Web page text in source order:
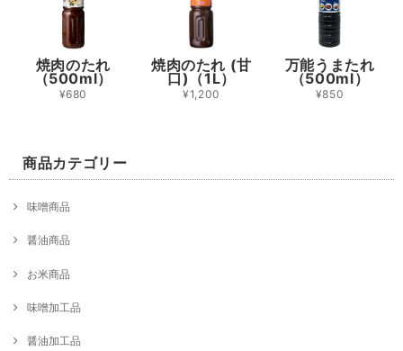
焼肉のたれ
（500ml）
¥680
焼肉のたれ (甘
口)（1L）
¥1,200
万能うまたれ
（500ml）
¥850
商品カテゴリー
味噌商品
醤油商品
お米商品
味噌加工品
醤油加工品